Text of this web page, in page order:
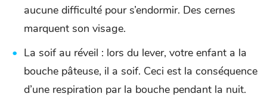
aucune difficulté pour s’endormir. Des cernes
marquent son visage.
La soif au réveil : lors du lever, votre enfant a la
bouche pâteuse, il a soif. Ceci est la conséquence
d’une respiration par la bouche pendant la nuit.